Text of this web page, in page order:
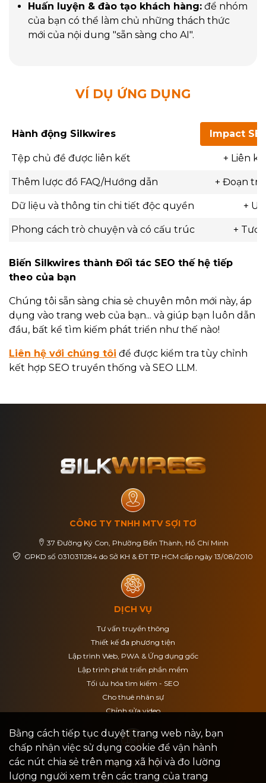
Huấn luyện & đào tạo khách hàng: để nhóm
của bạn có thể làm chủ những thách thức
mới của nội dung "sẵn sàng cho AI".
VÍ DỤ ỨNG DỤNG
Hành động Silkwires Impact
Tệp chủ đề được liên kết + Liên
Thêm lược đồ FAQ/Hướng dẫn + Đoạn
Dữ liệu và thông tin chi tiết độc quyền +
Phong cách trò chuyện và có cấu trúc +
Biến Silkwires thành Đối tác SEO thế hệ tiếp
theo của bạn
Chúng tôi sẵn sàng chia sẻ chuyên môn mới này, áp
dụng vào trang web của bạn... và giúp bạn luôn dẫn
đầu, bất kể tìm kiếm phát triển như thế nào!
Liên hệ với chúng tôi để được kiểm tra tùy chỉnh
kết hợp SEO truyền thống và SEO LLM.
CÔNG TY TNHH MTV SỢI TƠ
37 Đường Ký Con, Phường Bến Thành, Hồ Chí Minh
GPKD số 0310311284 do Sở KH & ĐT TP.HCM cấp ngày 13/08/2010
DỊCH VỤ
Tư vấn truyền thông
Thiết kế đa phương tiện
Lập trình Web, PWA & Ứng dụng gốc
Lập trình phát triển phần mềm
Tối ưu hóa tìm kiếm - SEO
Cho thuê nhân sự
Chỉnh sửa video
ĐIỀU KHOẢN
Bằng cách tiếp tục duyệt trang web này, bạn
chấp nhận việc sử dụng cookie để vận hành
các nút chia sẻ trên mạng xã hội và đo lường
lượng người xem trên các trang của trang